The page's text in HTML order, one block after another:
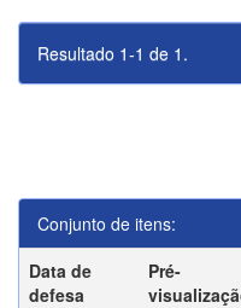
Resultado 1-1 de 1.
Conjunto de itens:
Data de
defesa
Pré-